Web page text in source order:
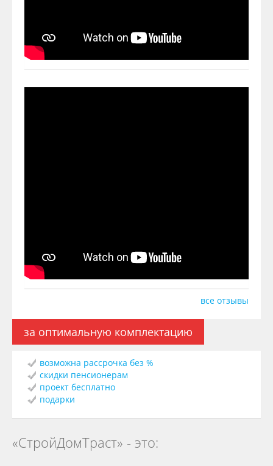
все отзывы
за оптимальную комплектацию
возможна рассрочка без %
скидки пенсионерам
проект бесплатно
подарки
«СтройДомТраст» - это: